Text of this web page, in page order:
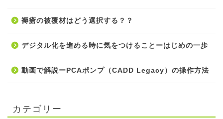
褥瘡の被覆材はどう選択する？？
デジタル化を進める時に気をつけることーはじめの一歩
動画で解説ーPCAポンプ（CADD Legacy）の操作方法
カテゴリー